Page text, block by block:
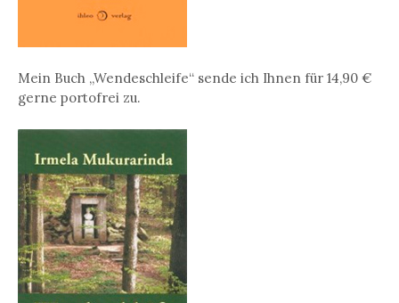
Mein Buch „Wendeschleife“ sende ich Ihnen für 14,90 €
gerne portofrei zu.